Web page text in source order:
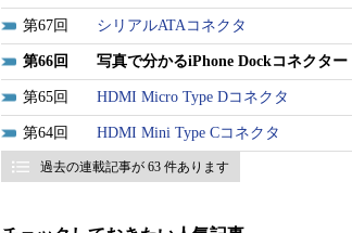
67 シリアルATAコネクタ
66 写真で分かるiPhone Dockコネクター
65 HDMI Micro Type Dコネクタ
64 HDMI Mini Type Cコネクタ
過去の連載記事が 63 件あります